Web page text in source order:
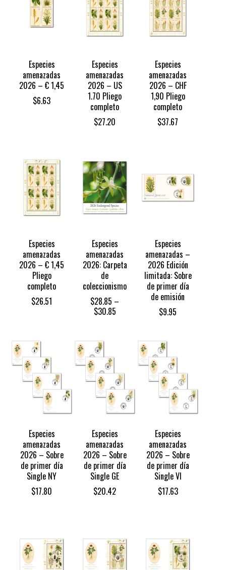
Especies
amenazadas
2026 – € 1,45
$6.63
Especies
amenazadas
2026 – US
1.70 Pliego
completo
$27.20
Especies
amenazadas
2026 – CHF
1,90 Pliego
completo
$37.67
Especies
amenazadas
2026 – € 1,45
Pliego
completo
$26.51
Especies
amenazadas
2026: Carpeta
de
coleccionismo
$28.85 –
$30.85Price
through
Especies
amenazadas –
2026 Edición
limitada: Sobre
de primer día
de emisión
$9.95
Especies
amenazadas
2026 – Sobre
de primer día
Single NY
$17.80
Especies
amenazadas
2026 – Sobre
de primer día
Single GE
$20.42
Especies
amenazadas
2026 – Sobre
de primer día
Single VI
$17.63